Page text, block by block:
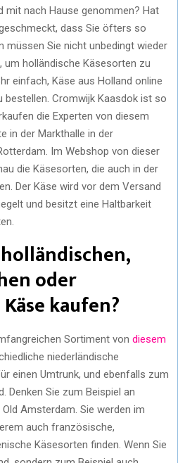
mit nach Hause genommen? Hat
dass Sie öfters so
müssen Sie nicht unbedingt wieder
um holländische Käsesorten zu
einfach, Käse aus Holland online
bestellen. Cromwijk Kaasdok ist so
die Experten von diesem
in der Markthalle in der
Im Webshop von dieser
die Käsesorten, die auch in der
Der Käse wird vor dem Versand
und besitzt eine Haltbarkeit
oder
kaufen?
Sortiment von diesem
niederländische
einen Umtrunk, und ebenfalls zum
Denken Sie zum Beispiel an
Amsterdam. Sie werden im
auch französische,
Käsesorten finden. Wenn Sie